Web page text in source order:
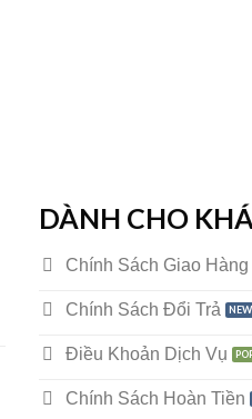
DÀNH CHO
Chính Sách Giao Hàng
Chính Sách Đổi Trả
Điều Khoản Dịch Vụ
Chính Sách Hoàn Tiền